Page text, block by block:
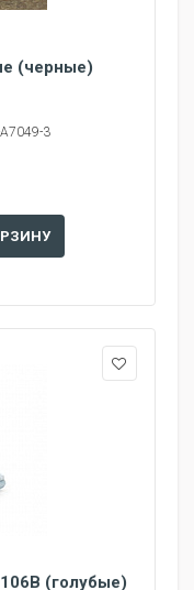
(черные)
3
(голубые)